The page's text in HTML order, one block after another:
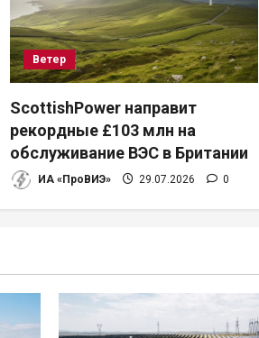
Ветер
ScottishPower направит
рекордные £103 млн на
обслуживание ВЭС в Британии
ИА «ПроВИЭ» 29.07.2026 0